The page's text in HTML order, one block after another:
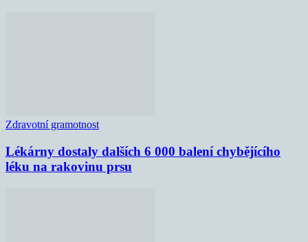
Zdravotní gramotnost
Lékárny dostaly dalších 6 000 balení chybějícího
léku na rakovinu prsu